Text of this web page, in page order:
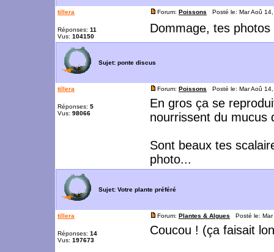
tillera
Réponses: 11
Vus: 104150
Forum: Poissons Posté le: Mar Aoû
Dommage, tes
Sujet: ponte discus
tillera
Réponses: 5
Vus: 98066
Forum: Poissons Posté le: Mar Aoû
En gros ça se
nourrissent du mucus
Sont beaux tes
photo...
Sujet: Votre plante préféré
tillera
Réponses: 14
Vus: 197673
Forum: Plantes & Algues Posté le:
Coucou ! (ça faisait